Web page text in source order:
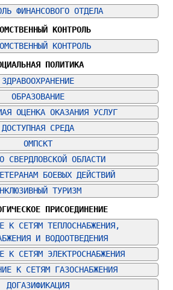
ФИНАНСОВОГО ОТДЕЛА
КОНТРОЛЬ
КОНТРОЛЬ
ПОЛИТИКА
ЗДРАВООХРАНЕНИЕ
ОБРАЗОВАНИЕ
ОЦЕНКА ОКАЗАНИЯ УСЛУГ
ДОСТУПНАЯ СРЕДА
ОМПСКТ
СВЕРДЛОВСКОЙ ОБЛАСТИ
БОЕВЫХ ДЕЙСТВИЙ
ТУРИЗМ
ПРИСОЕДИНЕНИЕ
К СЕТЯМ ТЕПЛОСНАБЖЕНИЯ,
И ВОДООТВЕДЕНИЯ
К СЕТЯМ ЭЛЕКТРОСНАБЖЕНИЯ
К СЕТЯМ ГАЗОСНАБЖЕНИЯ
ДОГАЗИФИКАЦИЯ